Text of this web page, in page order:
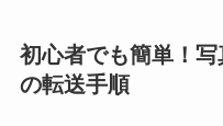
初心者でも簡単！
の転送手順